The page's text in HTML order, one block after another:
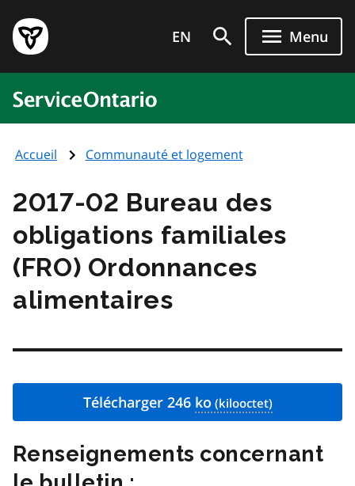
au
contenu
principal
Page
d'accueil
gouvernement
de
l'Ontario
EN Menu
ServiceOntario
Accueil Communauté et logement
2017-02 Bureau des
obligations familiales
(FRO) Ordonnances
alimentaires
Télécharger 246 ko
Renseignements concernant